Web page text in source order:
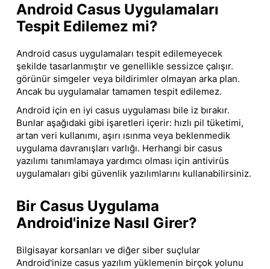
Android Casus Uygulamaları
Tespit Edilemez mi?
Android casus uygulamaları tespit edilemeyecek
şekilde tasarlanmıştır ve genellikle sessizce çalışır.
görünür simgeler veya bildirimler olmayan arka plan.
Ancak bu uygulamalar tamamen tespit edilemez.
Android için en iyi casus uygulaması bile iz bırakır.
Bunlar aşağıdaki gibi işaretleri içerir: hızlı pil tüketimi,
artan veri kullanımı, aşırı ısınma veya beklenmedik
uygulama davranışları varlığı. Herhangi bir casus
yazılımı tanımlamaya yardımcı olması için antivirüs
uygulamaları gibi güvenlik yazılımlarını kullanabilirsiniz.
Bir Casus Uygulama
Android'inize Nasıl Girer?
Bilgisayar korsanları ve diğer siber suçlular
Android'inize casus yazılım yüklemenin birçok yolunu